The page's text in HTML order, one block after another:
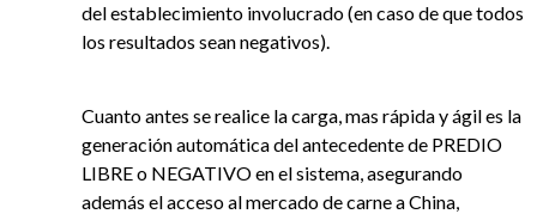
del establecimiento involucrado (en caso de que todos
los resultados sean negativos).
Cuanto antes se realice la carga, mas rápida y ágil es la
generación automática del antecedente de PREDIO
LIBRE o NEGATIVO en el sistema, asegurando
además el acceso al mercado de carne a China,